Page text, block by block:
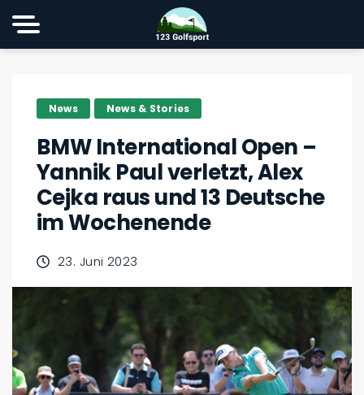
News News & Stories
BMW International Open –
Yannik Paul verletzt, Alex
Cejka raus und 13 Deutsche
im Wochenende
23. Juni 2023